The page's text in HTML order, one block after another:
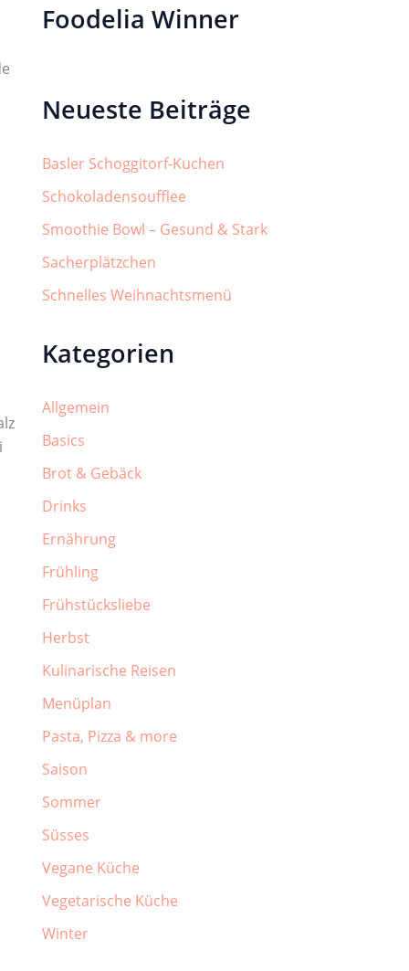
Foodelia Winner
Neueste Beiträge
Basler Schoggitorf-Kuchen
Schokoladensoufflee
Smoothie Bowl – Gesund & Stark
Sacherplätzchen
Schnelles Weihnachtsmenü
Kategorien
Allgemein
Basics
Brot & Gebäck
Drinks
Ernährung
Frühling
Frühstücksliebe
Herbst
Kulinarische Reisen
Menüplan
Pasta, Pizza & more
Saison
Sommer
Süsses
Vegane Küche
Vegetarische Küche
Winter